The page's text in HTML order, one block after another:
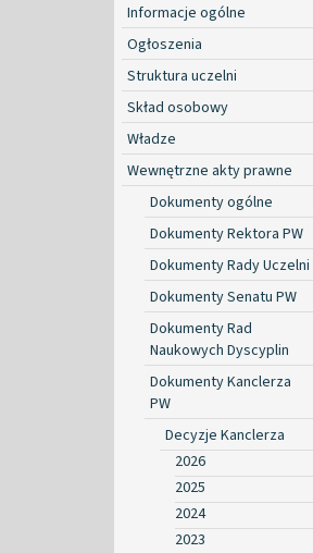
Informacje ogólne
Ogłoszenia
Struktura uczelni
Skład osobowy
Władze
Wewnętrzne akty prawne
Dokumenty ogólne
Dokumenty Rektora PW
Dokumenty Rady Uczelni
Dokumenty Senatu PW
Dokumenty Rad
Naukowych Dyscyplin
Dokumenty Kanclerza
PW
Decyzje Kanclerza
2026
2025
2024
2023